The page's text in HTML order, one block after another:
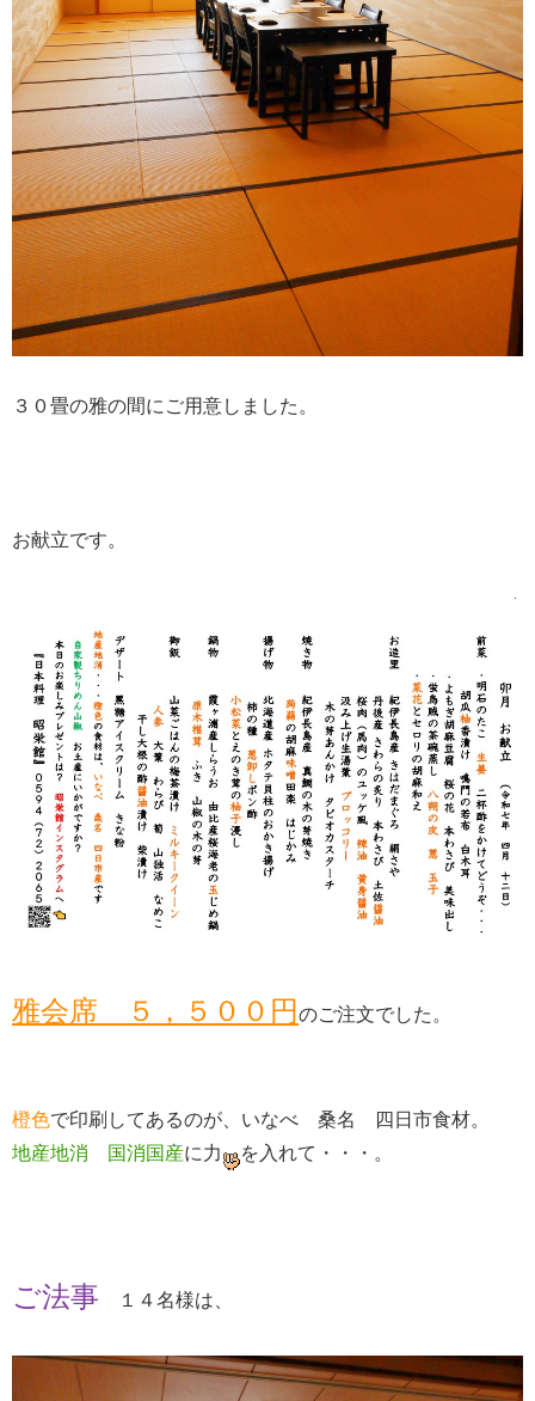
３０畳の雅の間にご用意しました。
お献立です。
雅会席 ５，５００円のご注文でした。
橙色で印刷してあるのが、いなべ 桑名 四日市食材。
地産地消 国消国産に力 を入れて・・・。
ご法事 １４名様は、